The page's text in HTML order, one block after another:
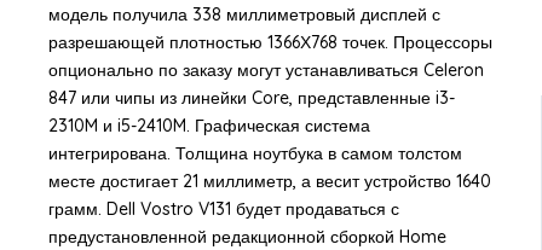
модель получила 338 миллиметровый дисплей с
разрешающей плотностью 1366Х768 точек. Процессоры
опционально по заказу могут устанавливаться Celeron
847 или чипы из линейки Core, представленные i3-
2310M и i5-2410M. Графическая система
интегрирована. Толщина ноутбука в самом толстом
месте достигает 21 миллиметр, а весит устройство 1640
грамм. Dell Vostro V131 будет продаваться с
предустановленной редакционной сборкой Home